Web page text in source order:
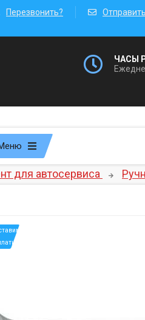
Перезвонить?
ЧАСЫ
для автосервиса